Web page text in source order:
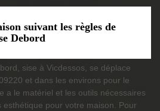
suivant les règles de
Debord
sise à Vicdessos, se déplace
et dans les environs pour le
a le matériel et les outils nécessaires
pour votre maison. Pour